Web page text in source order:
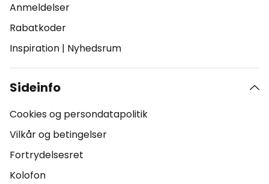
Anmeldelser
Rabatkoder
Inspiration | Nyhedsrum
Sideinfo
Cookies og persondatapolitik
Vilkår og betingelser
Fortrydelsesret
Kolofon